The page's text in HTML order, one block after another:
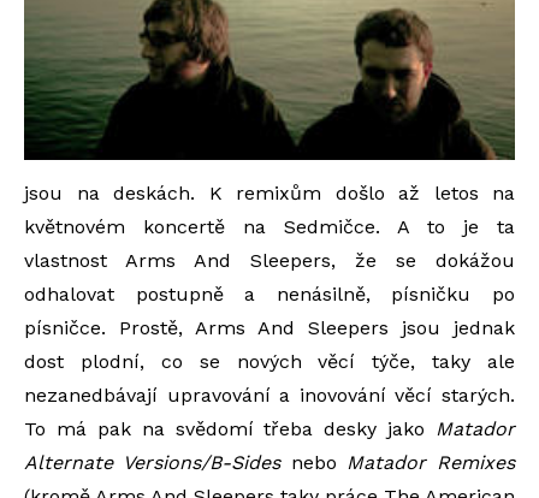
jsou na deskách. K remixům došlo až letos na
květnovém koncertě na Sedmičce. A to je ta
vlastnost Arms And Sleepers, že se dokážou
odhalovat postupně a nenásilně, písničku po
písničce. Prostě, Arms And Sleepers jsou jednak
dost plodní, co se nových věcí týče, taky ale
nezanedbávají upravování a inovování věcí starých.
To má pak na svědomí třeba desky jako Matador
Alternate Versions/B-Sidesnebo Matador Remixes